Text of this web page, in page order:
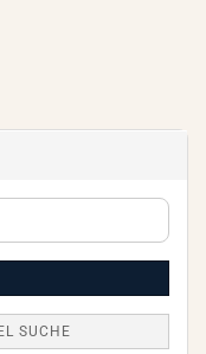
SUCHE